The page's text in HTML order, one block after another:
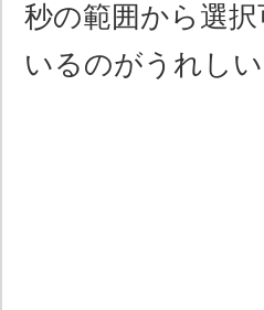
秒の範囲から選
いるのがうれしい